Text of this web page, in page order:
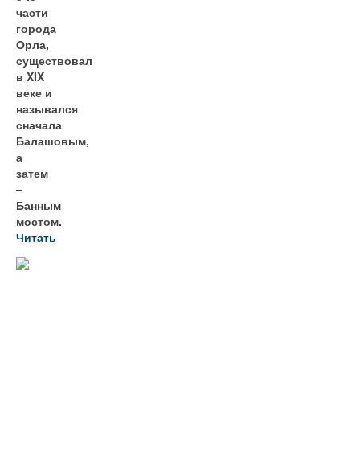
части
города
Орла,
существовал
в XIX
веке и
назывался
сначала
Балашовым,
а
затем
–
Банным
мостом.
Читать